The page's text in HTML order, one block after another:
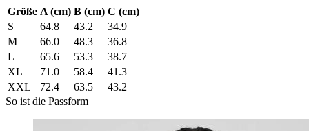
Größe A (cm) B (cm) C (cm)
S
64.8 43.2
34.9
M
66.0 48.3
36.8
L
65.6 53.3
38.7
XL
71.0 58.4
41.3
XXL
72.4 63.5
43.2
So ist die Passform